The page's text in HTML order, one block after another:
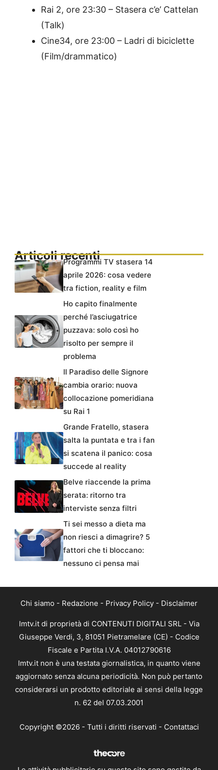
Rai 2, ore 23:30 – Stasera c’e’ Cattelan
(Talk)
Cine34, ore 23:00 – Ladri di biciclette
(Film/drammatico)
Articoli recentiProgrammi TV stasera 14
aprile 2026: cosa vedere
tra fiction, reality e film
Ho capito finalmente
perché l’asciugatrice
puzzava: solo così ho
risolto per sempre il
problema
Il Paradiso delle Signore
cambia orario: nuova
collocazione pomeridiana
su Rai 1
Grande Fratello, stasera
salta la puntata e tra i fan
si scatena il panico: cosa
succede al reality
Belve riaccende la prima
serata: ritorno tra
interviste senza filtri
Ti sei messo a dieta ma
non riesci a dimagrire? 5
fattori che ti bloccano:
nessuno ci pensa mai
Chi siamo - Redazione - Privacy Policy - Disclaimer
Imtv.it di proprietà di CONTENUTI DIGITALI SRL - Via
Giuseppe Verdi, 3, 81051 Pietramelare (CE) - Codice
Fiscale e Partita I.V.A. 04012790616
Imtv.it non è una testata giornalistica, in quanto viene
aggiornato senza alcuna periodicità. Non può pertanto
considerarsi un prodotto editoriale ai sensi della legge
n. 62 del 07.03.2001
Copyright ©2026 - Tutti i diritti riservati - Contattaci